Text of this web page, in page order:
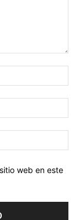
web en este